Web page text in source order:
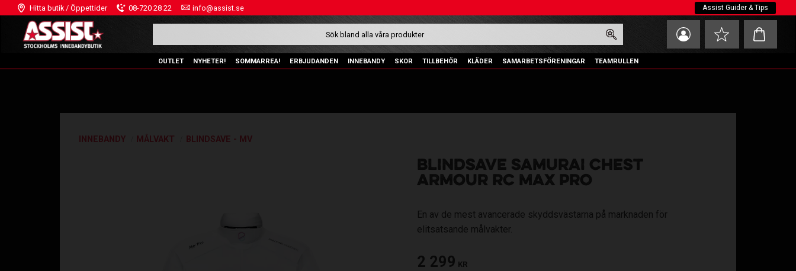
Hitta butik / Öppettider 08-720 28 22 info@assist.se Assist Guider & Tips
Favoriter
Kundvagn
OUTLET NYHETER! SOMMARREA! ERBJUDANDEN INNEBANDY SKOR TILLBEHÖR KLÄDER SAMARBETSFÖRENINGAR TEAMRULLEN
INNEBANDY MÅLVAKT BLINDSAVE - MV
BLINDSAVE SAMURAI CHEST
ARMOUR RC MAX PRO
En av de mest avancerade skyddsvästarna på marknaden för
elitsatsande målvakter.
2 299 KR